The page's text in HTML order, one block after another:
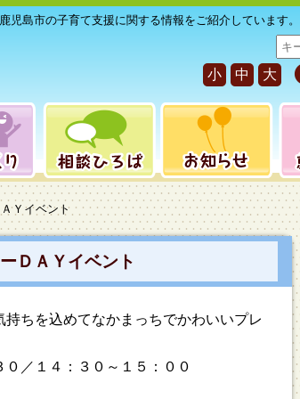
島市の子育て支援に関する情報をご紹介しています。
サ
イ
ト
内
小 中 大
Ｙイベント
ＤＡＹイベント
ちを込めてなかまっちでかわいいプレ
／１４：３０～１５：００